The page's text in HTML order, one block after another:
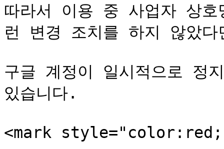
따라서 이용 중 사업자 상호
런 변경 조치를 하지 않았
구글 계정이 일시적으로
있습니다.
<mark